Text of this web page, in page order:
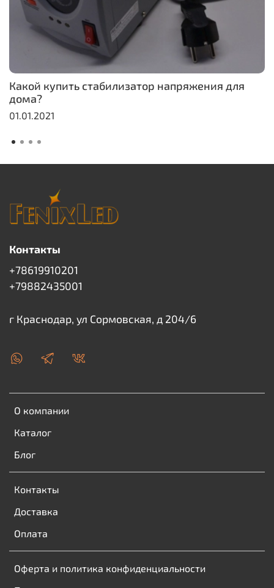
Какой купить стабилизатор напряжения для
дома?
01.01.2021
О компании
Каталог
Блог
Контакты
Доставка
Оплата
Оферта и политика конфиденциальности
Контакты
+78619910201
+79882435001
г Краснодар, ул Сормовская, д 204/6